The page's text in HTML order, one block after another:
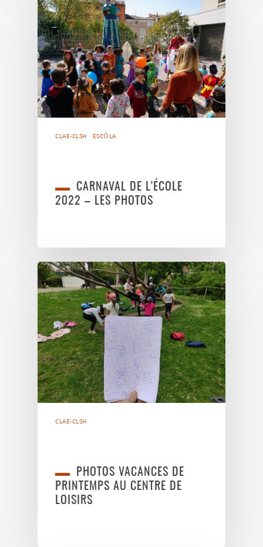
CLAE-CLSH ESCÒLA
CARNAVAL DE L’ÉCOLE
2022 – LES PHOTOS
CLAE-CLSH
PHOTOS VACANCES DE
PRINTEMPS AU CENTRE DE
LOISIRS